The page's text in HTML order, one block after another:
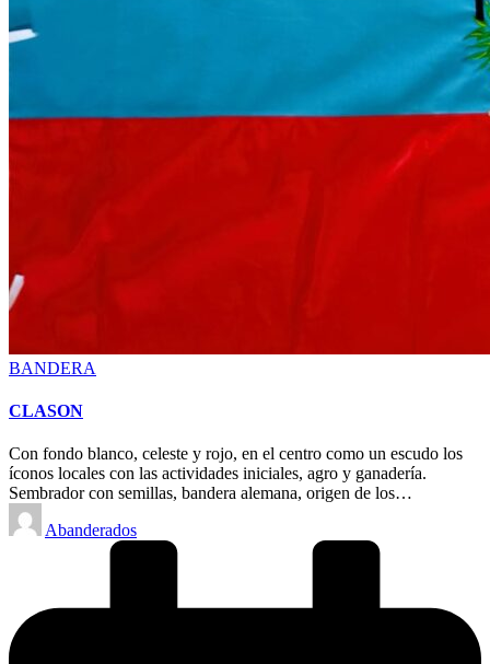
Posted
BANDERA
CLASON
Con fondo blanco, celeste y rojo, en el centro como un escudo los
íconos locales con las actividades iniciales, agro y ganadería.
Sembrador con semillas, bandera alemana, origen de los…
Posted
by
Abanderados